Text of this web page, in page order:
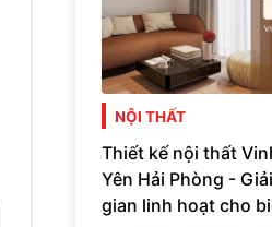
NỘI THẤT
Thiết kế nội thất
Yên Hải Phòng -
gian linh hoạt cho